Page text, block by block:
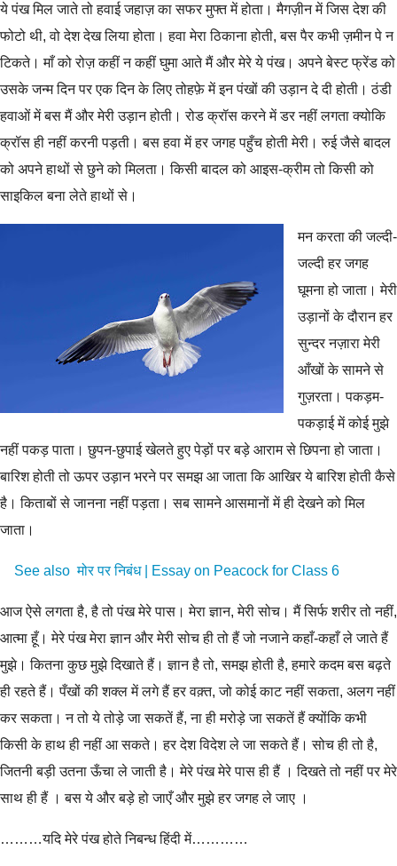
ये पंख मिल जाते तो हवाई जहाज़ का सफर मुफ्त में होता। मैगज़ीन में जिस देश की
फोटो थी, वो देश देख लिया होता। हवा मेरा ठिकाना होती, बस पैर कभी ज़मीन पे न
टिकते। माँ को रोज़ कहीं न कहीं घुमा आते मैं और मेरे ये पंख। अपने बेस्ट फ्रेंड को
उसके जन्म दिन पर एक दिन के लिए तोहफ़े में इन पंखों की उड़ान दे दी होती। ठंडी
हवाओं में बस मैं और मेरी उड़ान होती। रोड क्रॉस करने में डर नहीं लगता क्योकि
क्रॉस ही नहीं करनी पड़ती। बस हवा में हर जगह पहुँच होती मेरी। रुई जैसे बादल
को अपने हाथों से छुने को मिलता। किसी बादल को आइस-क्रीम तो किसी को
साइकिल बना लेते हाथों से।
मन करता की जल्दी-
जल्दी हर जगह
घूमना हो जाता। मेरी
उड़ानों के दौरान हर
सुन्दर नज़ारा मेरी
आँखों के सामने से
गुज़रता। पकड़म-
पकड़ाई में कोई मुझे
नहीं पकड़ पाता। छुपन-छुपाई खेलते हुए पेड़ों पर बड़े आराम से छिपना हो जाता।
बारिश होती तो ऊपर उड़ान भरने पर समझ आ जाता कि आखिर ये बारिश होती कैसे
है। किताबों से जानना नहीं पड़ता। सब सामने आसमानों में ही देखने को मिल
जाता।
See also मोर पर निबंध | Essay on Peacock for Class 6
आज ऐसे लगता है, है तो पंख मेरे पास। मेरा ज्ञान, मेरी सोच। मैं सिर्फ शरीर तो नहीं,
आत्मा हूँ। मेरे पंख मेरा ज्ञान और मेरी सोच ही तो हैं जो नजाने कहाँ-कहाँ ले जाते हैं
मुझे। कितना कुछ मुझे दिखाते हैं। ज्ञान है तो, समझ होती है, हमारे कदम बस बढ़ते
ही रहते हैं। पँखों की शक्ल में लगे हैं हर वक़्त, जो कोई काट नहीं सकता, अलग नहीं
कर सकता। न तो ये तोड़े जा सकतें हैं, ना ही मरोड़े जा सकतें हैं क्योंकि कभी
किसी के हाथ ही नहीं आ सकते। हर देश विदेश ले जा सकते हैं। सोच ही तो है,
जितनी बड़ी उतना ऊँचा ले जाती है। मेरे पंख मेरे पास ही हैं । दिखते तो नहीं पर मेरे
साथ ही हैं । बस ये और बड़े हो जाएँ और मुझे हर जगह ले जाए ।
………यदि मेरे पंख होते निबन्ध हिंदी में…………